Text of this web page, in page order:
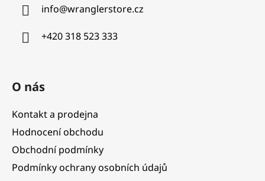
info@wranglerstore.cz
+420 318 523 333
O nás
Kontakt a prodejna
Hodnocení obchodu
Obchodní podmínky
Podmínky ochrany osobních údajů